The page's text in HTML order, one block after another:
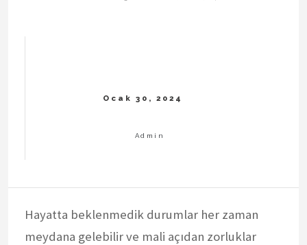
Hayatta beklenmedik durumlar her zaman
meydana gelebilir ve mali açıdan zorluklar